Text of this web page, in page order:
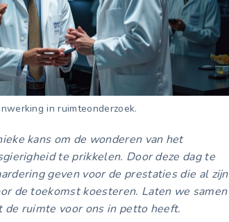
in ruimteonderzoek.
kans om de wonderen van het
te prikkelen. Door deze dag te
geven voor de prestaties die al zijn
de toekomst koesteren. Laten we samen
de ruimte voor ons in petto heeft.